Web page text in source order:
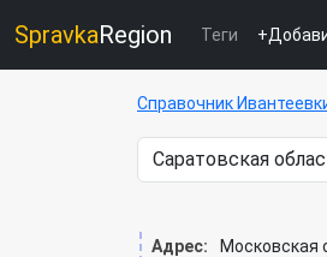
SpravkaRegion Теги
Справочник
Адрес:
Московская